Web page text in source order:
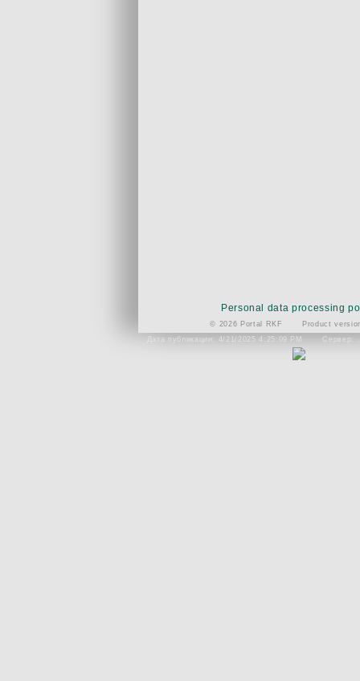
Personal data processing
© 2026 Portal RKF
Product
Дата публикации: 4/21/2025 4:25:09 PM
Сервер: